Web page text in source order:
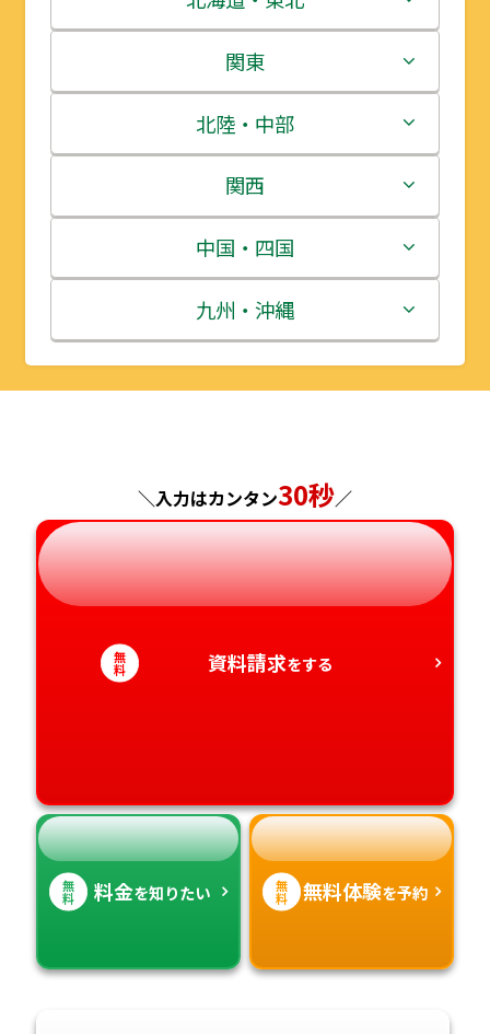
北海道
青森県
岩手県
宮城県
秋田県
山形県
関東
茨城県
栃木県
群馬県
埼玉県
千葉県
神奈川県
北陸・中部
新潟県
富山県
石川県
福井県
長野県
岐阜県
静岡県
愛知県
関西
三重県
滋賀県
京都府
兵庫県
奈良県
和歌山県
中国・四国
鳥取県
島根県
広島県
山口県
徳島県
香川県
九州・沖縄
福岡県
長崎県
熊本県
大分県
宮崎県
＼入力はカンタン30秒／
無
料 資料請求をする
無
料 料金を知りたい 無
料 無料体験を予約